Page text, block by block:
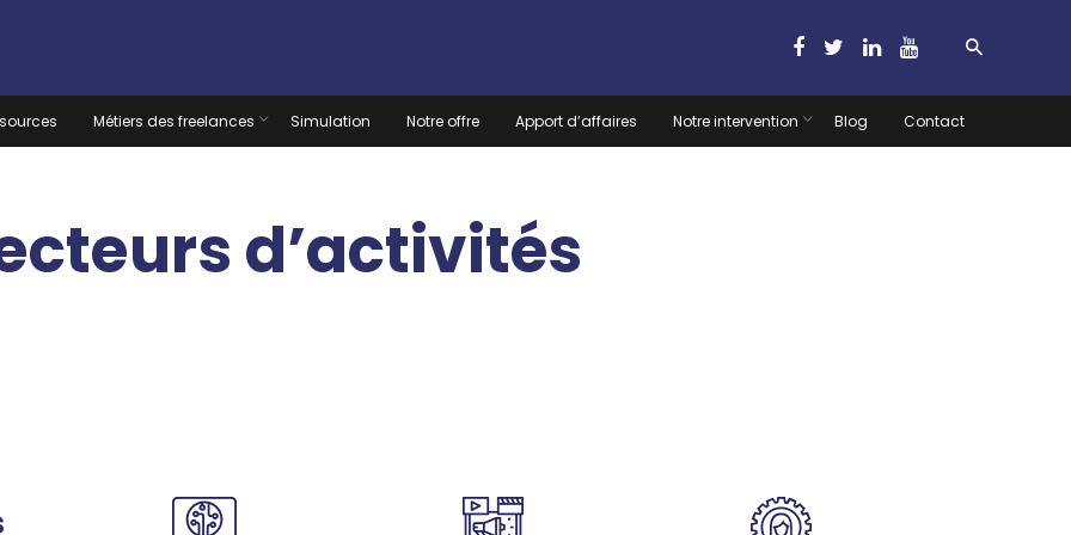
Métiers des freelances Simulation Notre offre Apport d’affaires Notre intervention Blog Contact
d’activités